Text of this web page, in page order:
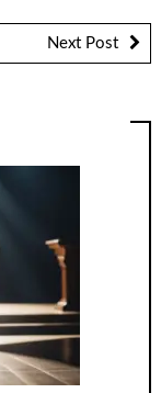
Next Post